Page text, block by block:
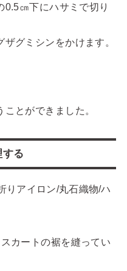
0.5㎝下にハサミで切り
グミシンをかけます。
とができました。
る
カートの裾を縫ってい